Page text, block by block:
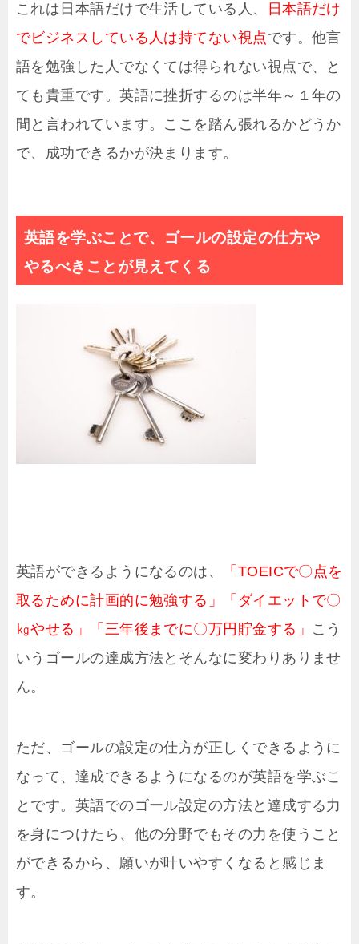
これは日本語だけで生活している人、
日本語だけ
でビジネスしている人は持てない視点です。他言
語を勉強した人でなくては得られない視点で、と
ても貴重です。英語に挫折するのは半年～１年の
間と言われています。ここを踏ん張れるかどうか
で、成功できるかが決まります。
英語を学ぶことで、ゴールの設定の仕方や
やるべきことが見えてくる
英語ができるようになるのは、
「TOEICで〇点を
取るために計画的に勉強する」「ダイエットで〇
㎏やせる」「三年後までに〇万円貯金する」 こう
いうゴールの達成方法とそんなに変わりありませ
ん。
ただ、ゴールの設定の仕方が正しくできるように
なって、達成できるようになるのが英語を学ぶこ
とです。英語でのゴール設定の方法と達成する力
を身につけたら、他の分野でもその力を使うこと
ができるから、願いが叶いやすくなると感じま
す。